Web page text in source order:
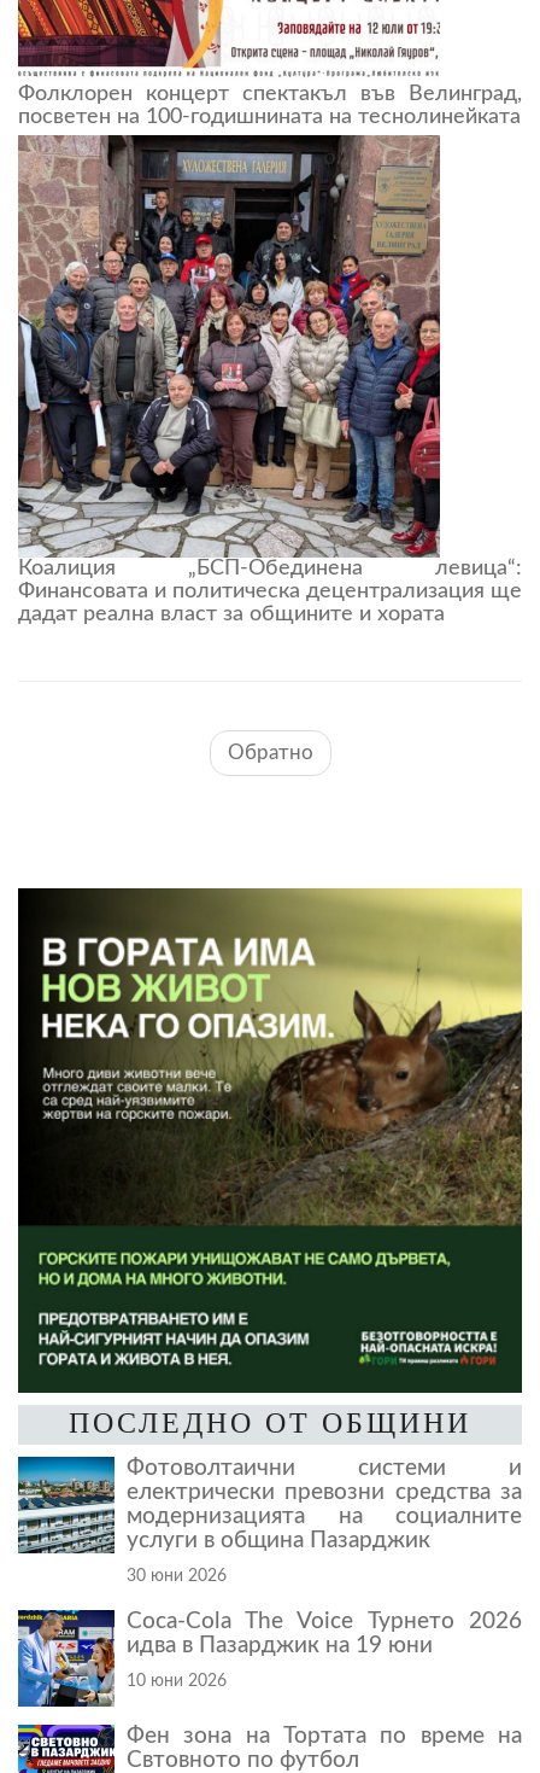
Фолклорен концерт спектакъл във Велинград,
посветен на 100-годишнината на теснолинейката
Коалиция „БСП-Обединена левица“:
Финансовата и политическа децентрализация ще
дадат реална власт за общините и хората
Обратно
ПОСЛЕДНО ОТ ОБЩИНИ
Фотоволтаични системи и
електрически превозни средства за
модернизацията на социалните
услуги в община Пазарджик
30 юни 2026
Coca-Cola The Voice Турнето 2026
идва в Пазарджик на 19 юни
10 юни 2026
Фен зона на Тортата по време на
Свтовното по футбол